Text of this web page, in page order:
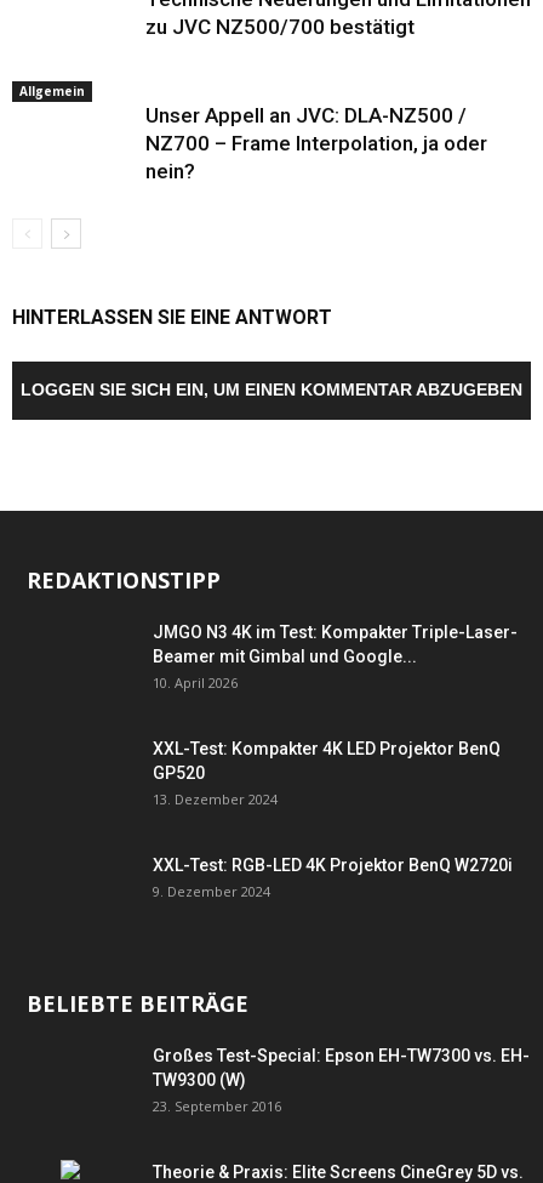
zu JVC NZ500/700 bestätigt
Allgemein
Unser Appell an JVC: DLA-NZ500 /
NZ700 – Frame Interpolation, ja oder
nein?
HINTERLASSEN SIE EINE ANTWORT
LOGGEN SIE SICH EIN, UM EINEN KOMMENTAR ABZUGEBEN
REDAKTIONSTIPP
JMGO N3 4K im Test: Kompakter Triple-Laser-
Beamer mit Gimbal und Google...
10. April 2026
XXL-Test: Kompakter 4K LED Projektor BenQ
GP520
13. Dezember 2024
XXL-Test: RGB-LED 4K Projektor BenQ W2720i
9. Dezember 2024
BELIEBTE BEITRÄGE
Großes Test-Special: Epson EH-TW7300 vs. EH-
TW9300 (W)
23. September 2016
Theorie & Praxis: Elite Screens CineGrey 5D vs.